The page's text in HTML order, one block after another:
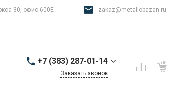
30, офис 600Е zakaz@metallobazan.ru
+7 (383) 287-01-14
Заказать звонок